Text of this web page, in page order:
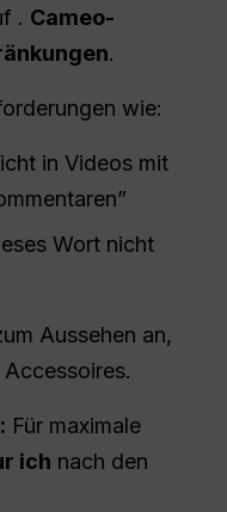
. Cameo-
.
wie:
in Videos mit
Wort nicht
Aussehen an,
Für maximale
ich nach den